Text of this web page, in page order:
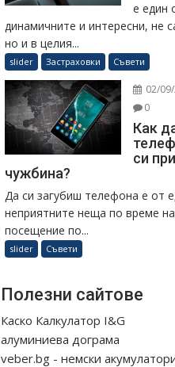
е един
динамичните и интересни, не
но и в целия...
slider Застраховки Съвети
02/
0
Как
си
чужбина?
Да си загубиш телефона е от
неприятните неща по време
посещение по...
slider Съвети
Полезни сайтове
Каско Калкулатор I&G
алуминиева дограма
veber.bg - немски